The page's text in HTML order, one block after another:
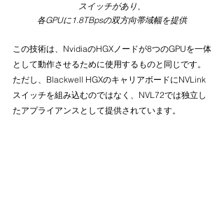
スイッチがあり、
各GPUに1.8TBpsの双方向帯域幅を提供
この技術は、NvidiaのHGXノードが8つのGPUを一体
として動作させるために使用するものと同じです。
ただし、Blackwell HGXのキャリアボードにNVLink
スイッチを組み込むのではなく、NVL72では独立し
たアプライアンスとして提供されています。